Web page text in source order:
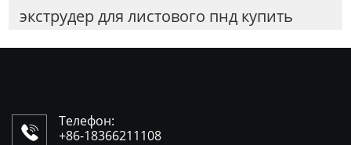
экструдер для листового пнд купить

Телефон:
+86-18366211108